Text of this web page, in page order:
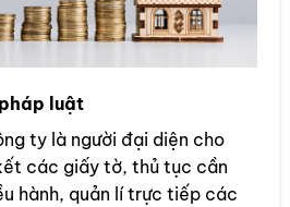
luật
ty là người đại diện cho
các giấy tờ, thủ tục cần
hành, quản lí trực tiếp các